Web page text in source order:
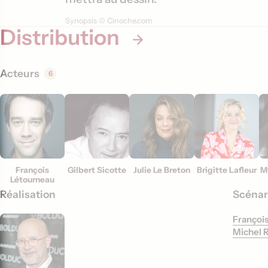
o
s
Synopsis © Cinoche.com
Distribution
Acteurs 6
François
Létourneau
Gilbert Sicotte Julie Le Breton Brigitte Lafleur
Réalisation
Michel